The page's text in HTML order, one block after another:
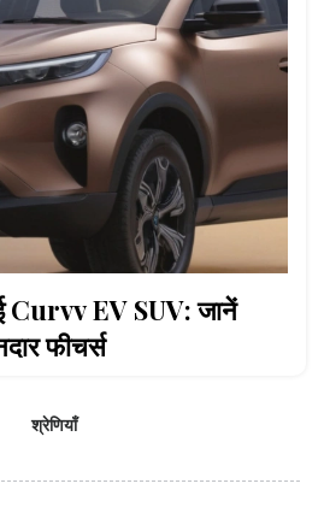
Curvv EV SUV: जानें
फीचर्स
श्रेणियाँ